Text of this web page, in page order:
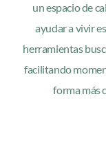
un espacio de
ayudar a vivir
herramientas
facilitando
forma más